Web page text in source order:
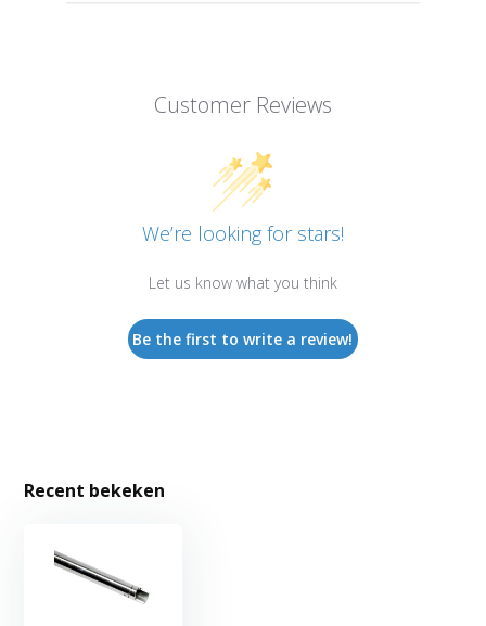
Customer Reviews
We’re looking for stars!
Let us know what you think
Be the first to write a review!
Recent bekeken